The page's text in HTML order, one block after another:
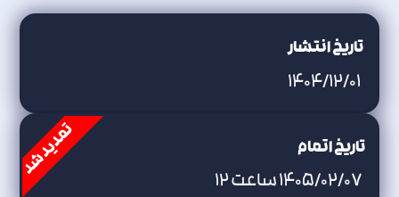
A
تاریخ انتشار
1404/12/01
تمدید شد تاریخ اتمام
1405/02/07 ساعت 12